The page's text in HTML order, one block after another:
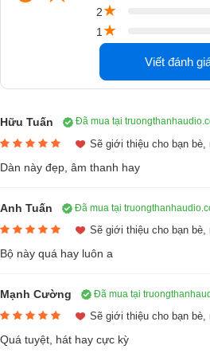
Loa Paramax F-2500 ( 3 đường tiếng )
2★
1★
Viết đánh
Hữu Tuấn Đã mua tại
Sẽ giới thiệu cho bạn
Dàn này đẹp, âm thanh hay
Anh Tuấn Đã mua tại
Sẽ giới thiệu cho bạn
Bộ này quá hay luôn a
Mạnh Cường Đã mua tại
Sẽ giới thiệu cho bạn
Quá tuyệt, hát hay cực kỳ